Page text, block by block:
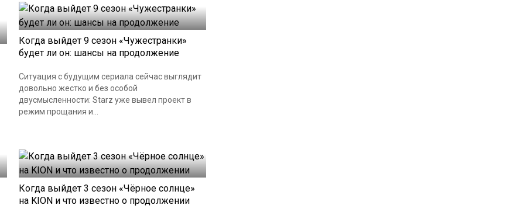
Когда выйдет 9 сезон «Чужестранки»
будет ли он: шансы на продолжение
Ситуация с будущим сериала сейчас выглядит
довольно жестко и без особой
двусмысленности: Starz уже вывел проект в
режим прощания и...
Когда выйдет 3 сезон «Чёрное солнце»
на KION и что известно о продолжении